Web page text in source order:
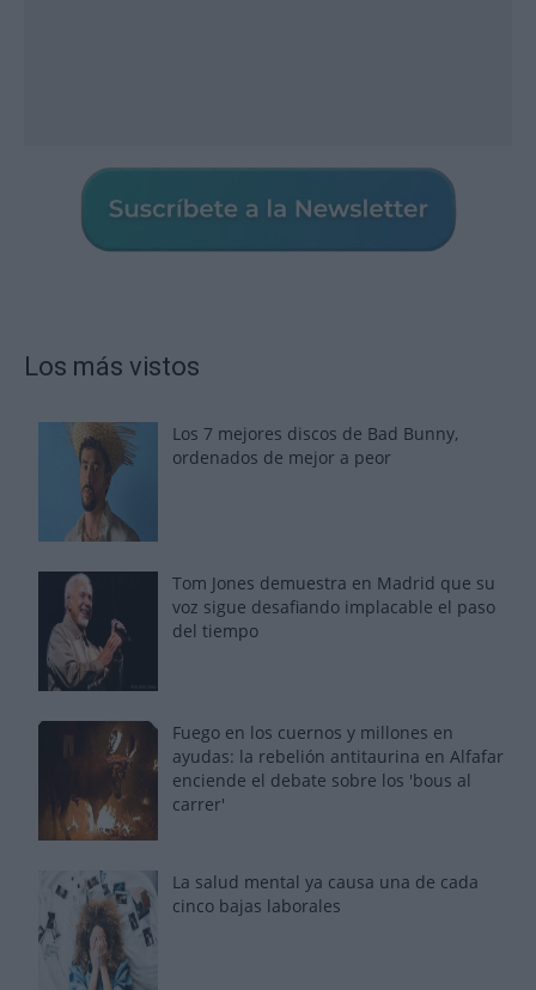
Los más vistos
Los 7 mejores discos de Bad Bunny,
ordenados de mejor a peor
Tom Jones demuestra en Madrid que su
voz sigue desafiando implacable el paso
del tiempo
Fuego en los cuernos y millones en
ayudas: la rebelión antitaurina en Alfafar
enciende el debate sobre los 'bous al
carrer'
La salud mental ya causa una de cada
cinco bajas laborales